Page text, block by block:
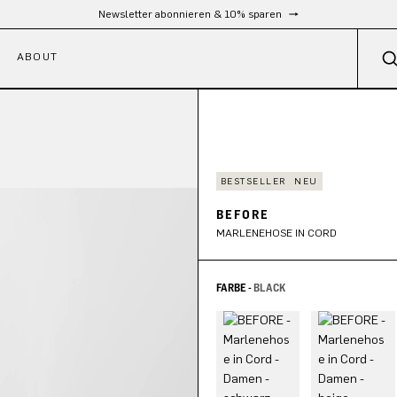
Kostenloser Versand ab 300 €
ABOUT
BESTSELLER NEU
BEFORE
MARLENEHOSE IN CORD
FARBE -BLACK